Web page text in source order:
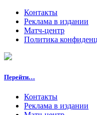
Контакты
Реклама в издании
Матч-центр
Политика
Перейти…
Контакты
Реклама в издании